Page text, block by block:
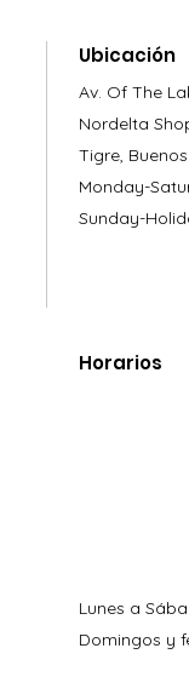
Ubicación
Av. Of The
Nordelta
Tigre,
Monday-
Sunday-
Horarios
Lunes a
Domingos y